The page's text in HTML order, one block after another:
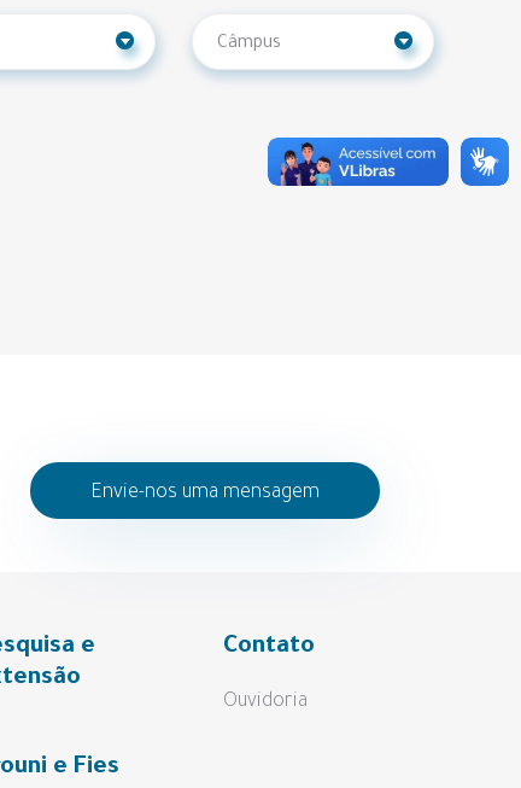
Envie-nos uma mensagem
e
e Fies
Contato
Ouvidoria